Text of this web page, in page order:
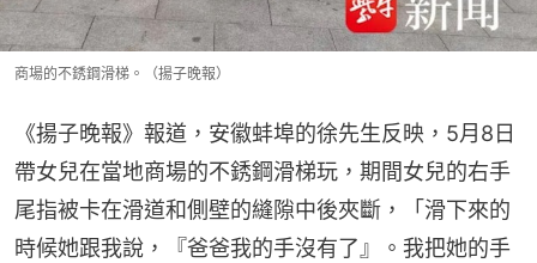
商場的不銹鋼滑梯。（揚子晚報）
《揚子晚報》報道，安徽蚌埠的徐先生反映，5月8日
帶女兒在當地商場的不銹鋼滑梯玩，期間女兒的右手
尾指被卡在滑道和側壁的縫隙中後夾斷，「滑下來的
時候她跟我說，『爸爸我的手沒有了』。我把她的手